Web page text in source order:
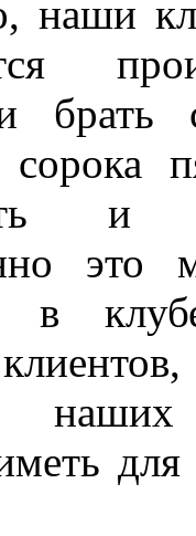
наши
брать
сорока
и
в